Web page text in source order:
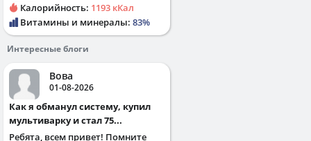
Калорийность: 1193 кКал
Витамины и минералы: 83%
Интересные блоги
Вова
01-08-2026
Как я обманул систему, купил
мультиварку и стал 75...
Ребята, всем привет! Помните